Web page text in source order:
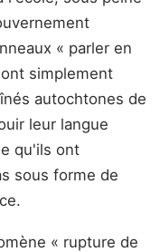
« parler en
simplement
autochtones de
leur langue
qu'ils ont
sous forme de
« rupture de